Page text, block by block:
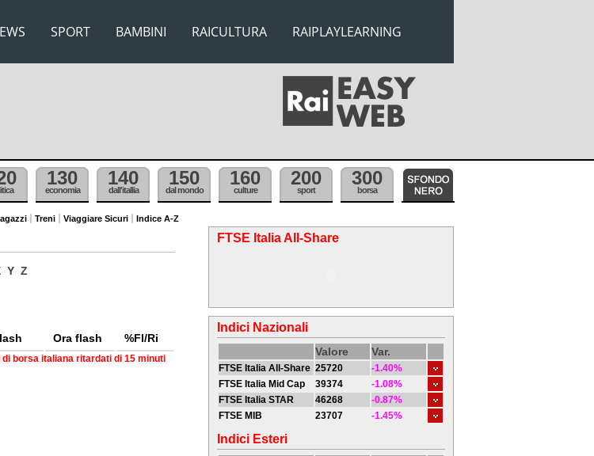
SPORT BAMBINI RAICULTURA RAIPLAYLEARNING
130
economia
140
dall'itallia
150
dal mondo
160
culture
200
sport
300
borsa
Treni Viaggiare Sicuri Indice A-Z
Y Z
Ora flash %Fl/Ri
di borsa italiana ritardati di 15 minuti
FTSE Italia All-Share
Indici Nazionali
Valore Var.
FTSE Italia All-Share 25720
-1.40%
FTSE Italia Mid Cap
39374
-1.08%
FTSE Italia STAR
46268
-0.87%
FTSE MIB
23707 -1.45%
Indici Esteri